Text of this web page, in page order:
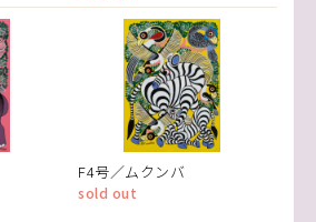
F4号／ムクンバ
sold out